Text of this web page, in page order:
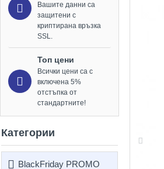
Вашите данни са
защитени с
криптирана връзка
SSL.
Топ цени
Всички цени са с
включена 5%
отстъпка от
стандартните!
Категории
BlackFriday PROMO